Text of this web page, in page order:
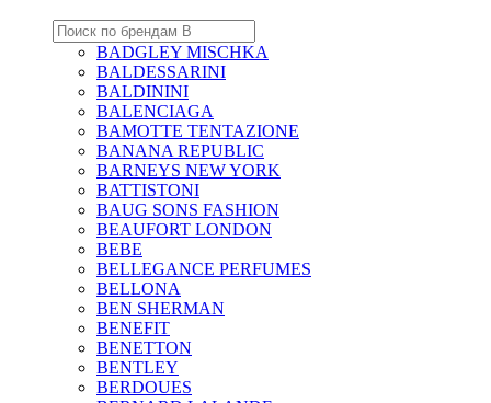
BADGLEY MISCHKA
BALDESSARINI
BALDININI
BALENCIAGA
BAMOTTE TENTAZIONE
BANANA REPUBLIC
BARNEYS NEW YORK
BATTISTONI
BAUG SONS FASHION
BEAUFORT LONDON
BEBE
BELLEGANCE PERFUMES
BELLONA
BEN SHERMAN
BENEFIT
BENETTON
BENTLEY
BERDOUES